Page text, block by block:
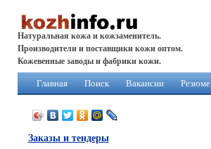
Натуральная кожа и кожзаменитель.
Производители и поставщики кожи оптом.
Кожевенные заводы и фабрики кожи.
Главная Поиск Вакансии Резюме
Заказы и тендеры